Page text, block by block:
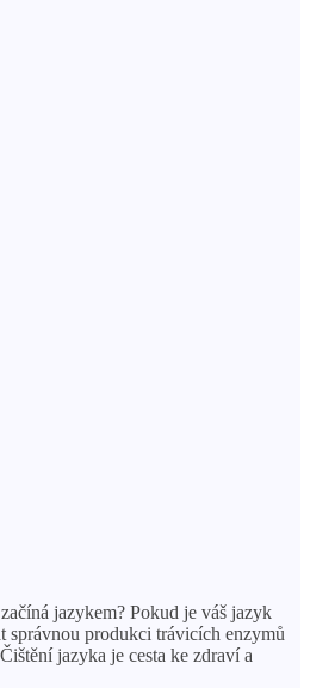
jazykem? Pokud je váš jazyk
správnou produkci trávicích enzymů
jazyka je cesta ke zdraví a